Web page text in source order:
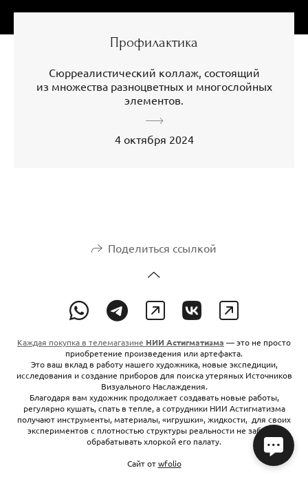
Профилактика
Сюрреалистический коллаж, состоящий
из множества разноцветных и многослойных
элементов.
4 октября 2024
Поделиться ссылкой
Каждая покупка в телемагазине НИИ Астигматизма — это не просто
приобретение произведения или артефакта.
Это ваш вклад в работу нашего художника, новые экспедиции,
исследования и создание приборов для поиска утеряных Источников
Визуального Наслаждения.
Благодаря вам художник продолжает создавать новые работы,
регулярно кушать, спать в тепле, а сотрудники НИИ Астигматизма
получают инструменты, материалы, «игрушки», жидкости, для своих
экспериментов с плотностью структуры реальности не забывая
обрабатывать хлоркой его палату.
Сайт отwfolio